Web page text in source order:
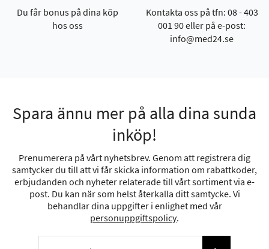
Du får bonus på dina köp
hos oss
Kontakta oss på tfn: 08 - 403
001 90 eller på e-post:
info@med24.se
Spara ännu mer på alla dina sunda
inköp!
Prenumerera på vårt nyhetsbrev. Genom att registrera dig
samtycker du till att vi får skicka information om rabattkoder,
erbjudanden och nyheter relaterade till vårt sortiment via e-
post. Du kan när som helst återkalla ditt samtycke. Vi
behandlar dina uppgifter i enlighet med vår
personuppgiftspolicy.